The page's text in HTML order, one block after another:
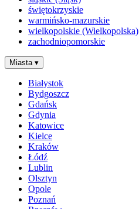
świętokrzyskie
warmińsko-mazurskie
wielkopolskie (Wielkopolska)
zachodniopomorskie
Miasta ▾
Białystok
Bydgoszcz
Gdańsk
Gdynia
Katowice
Kielce
Kraków
Łódź
Lublin
Olsztyn
Opole
Poznań